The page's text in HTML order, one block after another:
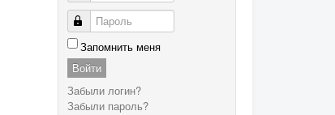
Пароль
Запомнить меня
Войти
Забыли логин?
Забыли пароль?